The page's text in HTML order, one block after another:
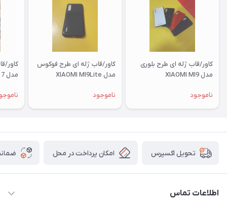
کاور/قاب ژله ای طرح بلوری
مدل XIAOMI MI9
ناموجود
کاور/قاب ژله ای طرح فوکوس
مدل XIAOMI MI9Lite
ناموجود
کاور/
مدل XIAOMI RM 7
تحویل اکسپرس امکان پرداخت در محل
اطلاعات تماس